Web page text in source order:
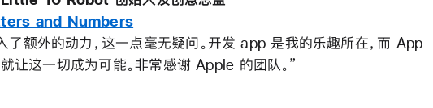
and Numbers
了额外的动力，这一点毫无疑问。开发 app 是我的乐趣所在，而 App
让这一切成为可能。非常感谢 Apple 的团队。”